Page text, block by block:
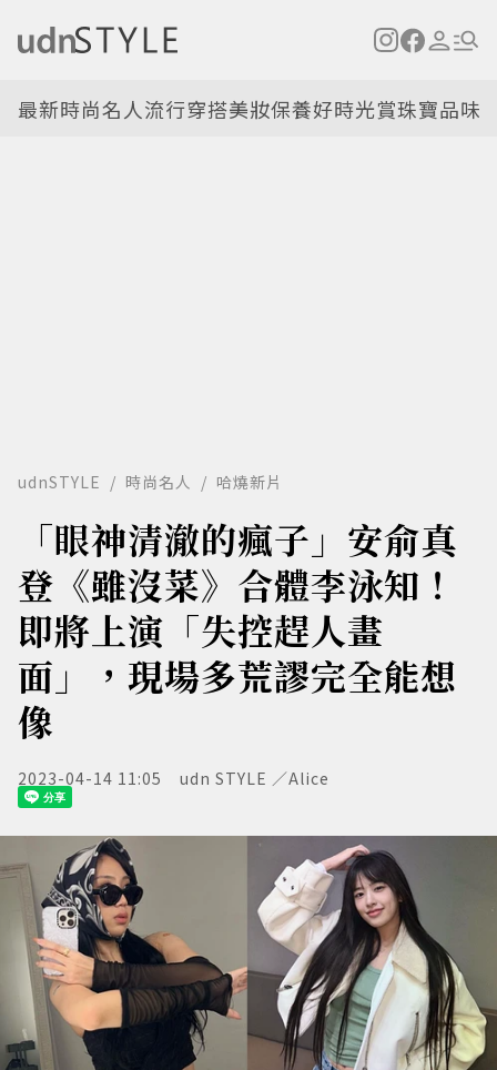
最新時尚名人流行穿搭美妝保養好時光賞珠寶品味
udnSTYLE 時尚名人 哈燒新片
「眼神清澈的瘋子」安俞真
登《雖沒菜》合體李泳知！
即將上演「失控趕人畫
面」，現場多荒謬完全能想
像
2023-04-14 11:05 udn STYLE ／Alice